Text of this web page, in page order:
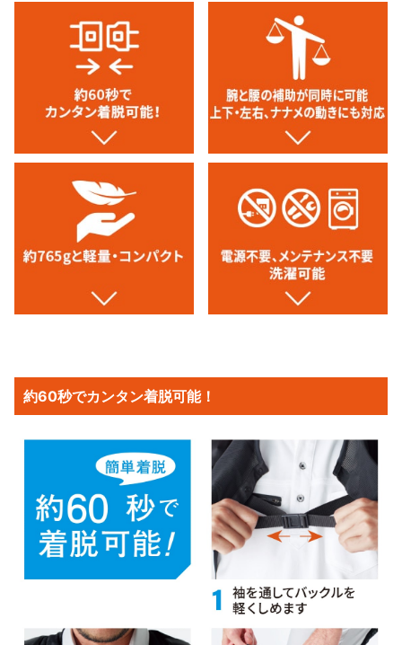
約60秒でカンタン着脱可能！